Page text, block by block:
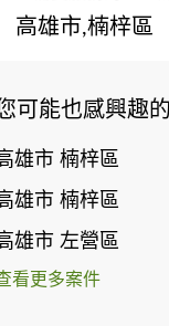
高雄市,楠梓區
可能也感興趣
雄市 楠梓區
雄市 楠梓區
雄市 左營區
看更多案件